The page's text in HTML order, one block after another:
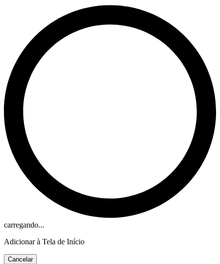
carregando...
Adicionar à Tela de Início
Cancelar